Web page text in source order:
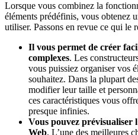
Lorsque vous combinez la
éléments prédéfinis, vous obtenez
utiliser. Passons en revue ce qui le
Il vous permet de créer
complexes. Les
vous puissiez organiser vos
souhaitez. Dans la plupart
modifier leur taille et
ces caractéristiques vous
presque infinies.
Vous pouvez prévisualiser
Web. L’une des meilleures